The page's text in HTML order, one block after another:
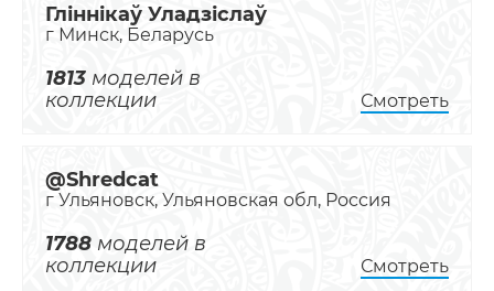
Гліннікаў Уладзіслаў
г Минск, Беларусь
1813 моделей в
коллекции
Смотреть
@Shredcat
г Ульяновск, Ульяновская обл, Россия
1788 моделей в
коллекции
Смотреть